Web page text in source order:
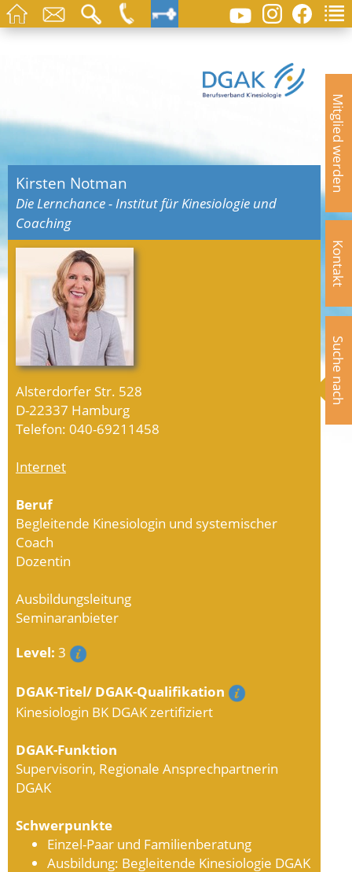
Mitglied werden
Kontakt
Suche nach
Kirsten Notman
Die Lernchance - Institut für Kinesiologie und
Coaching
Alsterdorfer Str. 528
D-22337 Hamburg
Telefon: 040-69211458
Internet
Beruf
Begleitende Kinesiologin und systemischer
Coach
Dozentin
Ausbildungsleitung
Seminaranbieter
Level: 3
DGAK-Titel/ DGAK-Qualifikation
Kinesiologin BK DGAK zertifiziert
DGAK-Funktion
Supervisorin, Regionale Ansprechpartnerin
DGAK
Schwerpunkte
Einzel-Paar und Familienberatung
Ausbildung: Begleitende Kinesiologie DGAK